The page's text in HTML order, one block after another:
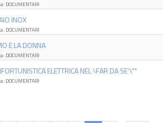
DOCUMENTARI
INOX
DOCUMENTARI
E LA DONNA
DOCUMENTARI
ELETTRICA NEL \FAR DA SE'\""
DOCUMENTARI